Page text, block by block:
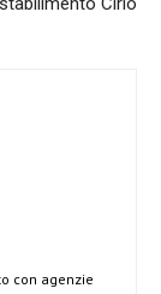
con agenzie